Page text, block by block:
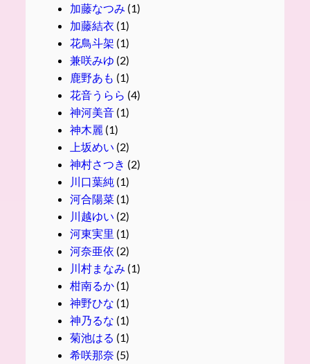
加藤なつみ (1)
加藤結衣 (1)
花鳥斗架 (1)
兼咲みゆ (2)
鹿野あも (1)
花音うらら (4)
神河美音(1)
神木麗 (1)
上坂めい (2)
神村さつき (2)
川口葉純 (1)
河合陽菜(1)
川越ゆい (2)
河東実里 (1)
河奈亜依 (2)
川村まなみ (1)
柑南るか(1)
神野ひな (1)
神乃るな (1)
菊池はる (1)
希咲那奈 (5)